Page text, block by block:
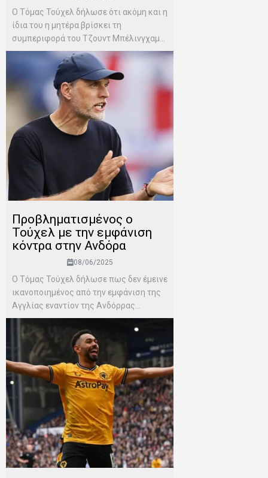
Ο Τόμας Τούχελ δήλωσε ότι ακόμη και η
ίδια του η μητέρα βρίσκει τη
συμπεριφορά του Τζουντ Μπέλινγχαμ...
Προβληματισμένος ο
Τούχελ με την εμφάνιση
κόντρα στην Ανδόρα
08/06/2025
Ο Τόμας Τούχελ δήλωσε πως δεν έμεινε
ικανοπoιημένος από την εμφάνιση της
Αγγλίας εναντίον της Ανδόρρας...